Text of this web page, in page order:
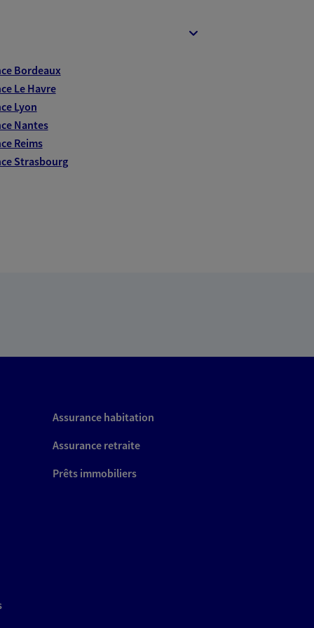
Bordeaux
Le Havre
Lyon
Nantes
Reims
Strasbourg
Assurance habitation
Assurance retraite
Prêts immobiliers